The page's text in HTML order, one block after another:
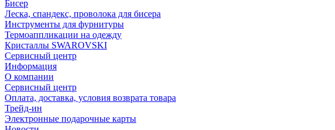
Бисер
Леска, спандекс, проволока для бисера
Инструменты для фурнитуры
Термоаппликации на одежду
Кристаллы SWAROVSKI
Сервисный центр
Информация
О компании
Сервисный центр
Оплата, доставка, условия возврата товара
Трейд-ин
Электронные подарочные карты